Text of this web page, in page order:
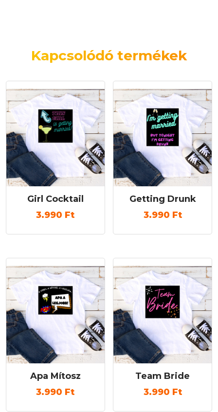
Kapcsolódó termékek
Girl Cocktail
3.990 Ft
Getting Drunk
3.990 Ft
Apa Mítosz
3.990 Ft
Team Bride
3.990 Ft